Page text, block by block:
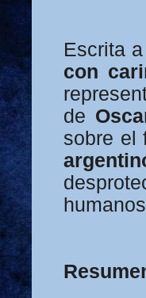
Escrita
con
de
sobre el